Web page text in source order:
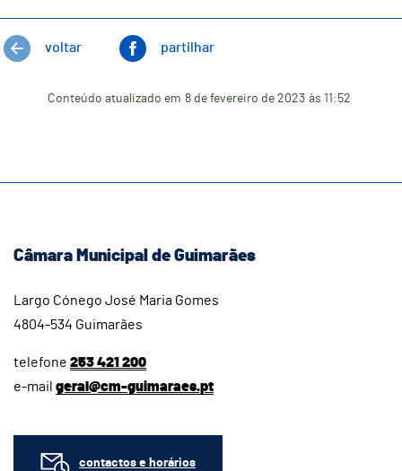
voltar partilhar
Conteúdo atualizado em 8 de fevereiro de 2023 às 11:52
Câmara Municipal de Guimarães
Largo Cónego José Maria Gomes
4804-534 Guimarães
telefone 253 421 200
e-mail geral@cm-guimaraes.pt
contactos e horários